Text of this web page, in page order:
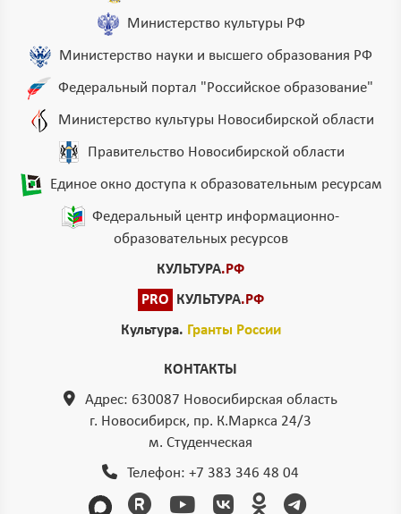
Министерство культуры РФ
Министерство науки и высшего образования РФ
Федеральный портал "Российское образование"
Министерство культуры Новосибирской области
Правительство Новосибирской области
Единое окно доступа к образовательным ресурсам
Федеральный центр информационно-
образовательных ресурсов
КУЛЬТУРА.РФ
PRO
КУЛЬТУРА.РФ
Культура. Гранты России
КОНТАКТЫ
Адрес: 630087 Новосибирская область
г. Новосибирск, пр. К.Маркса 24/3
м. Студенческая
Телефон: +7 383 346 48 04